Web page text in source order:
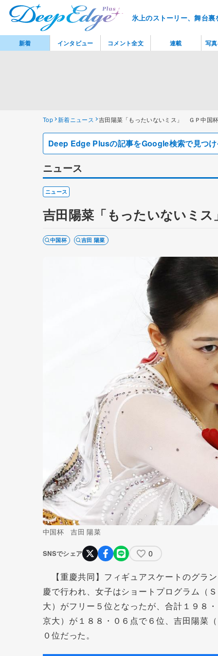
氷上のストーリー、舞台
Top 新着ニュース 吉田陽菜「もったいないミス」 ＧＰ中国
Deep Edge Plusの記事をGoogle検索で見つ
ニュース
ニュース
吉田陽菜「もったいないミ
中国杯 吉田 陽菜
中国杯 吉田 陽菜
SNSでシェア 0
【重慶共同】フィギュアスケートのグラ
慶で行われ、女子はショートプログラム（
大）がフリー５位となったが、合計１９８
京大）が１８８・０６点で６位、吉田陽菜
０位だった。
新着 インタビュー コメント全文 連載 写